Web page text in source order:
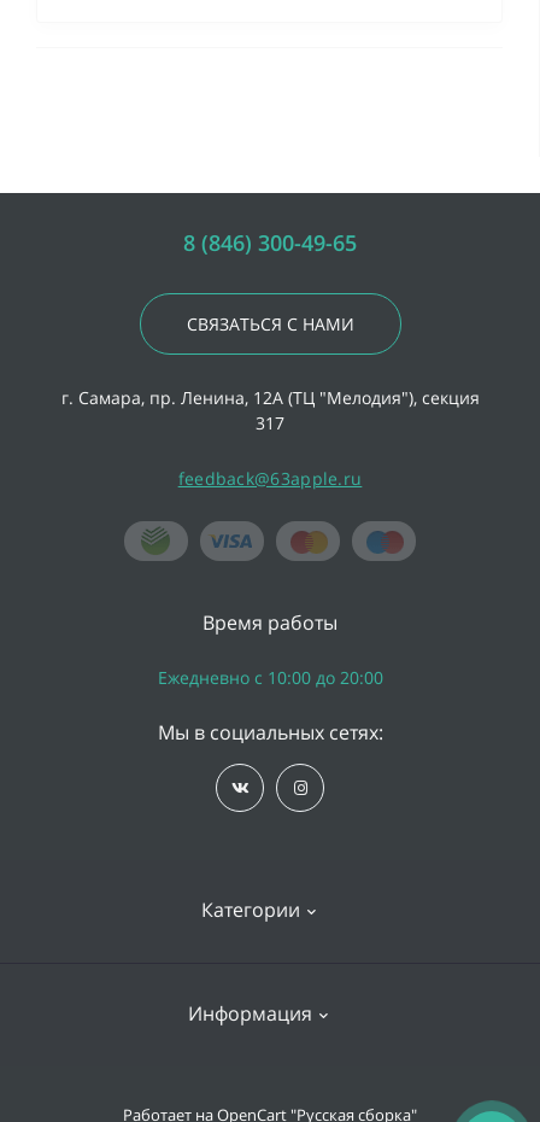
8 (846) 300-49-65
СВЯЗАТЬСЯ С НАМИ
г. Самара, пр. Ленина, 12А (ТЦ "Мелодия"), секция
317
feedback@63apple.ru
Категории
Информация
Доставка и оплата
Время работы
Ежедневно с 10:00 до 20:00
Мы в социальных сетях:
Работает наOpenCart "Русская сборка"